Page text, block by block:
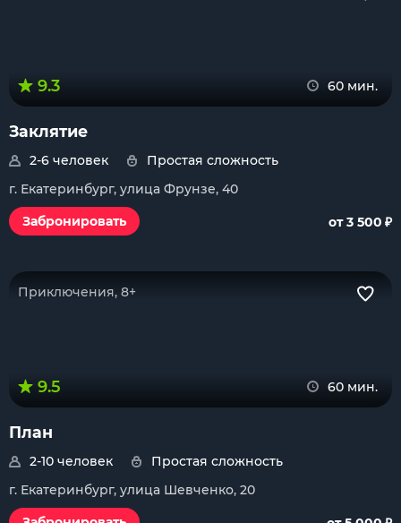
9.3 60 мин.
Заклятие
2-6 человек
Простая сложность
г. Екатеринбург, улица Фрунзе, 40
Забронировать
от 3 500 ₽
Приключения, 8+
9.5 60 мин.
План
2-10 человек
Простая сложность
г. Екатеринбург, улица Шевченко, 20